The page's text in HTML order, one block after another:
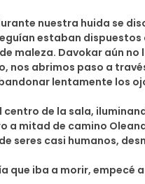
nuestra huida se
estaban
maleza. Davokar aún
nos abrimos paso a
lentamente los
de la sala,
a mitad de camino
seres casi humanos,
que iba a morir,